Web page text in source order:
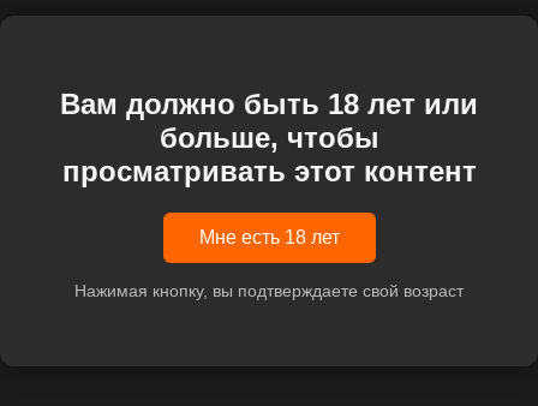
Вам должно быть 18 лет или
больше, чтобы
просматривать этот контент
Мне есть 18 лет
Нажимая кнопку, вы подтверждаете свой возраст